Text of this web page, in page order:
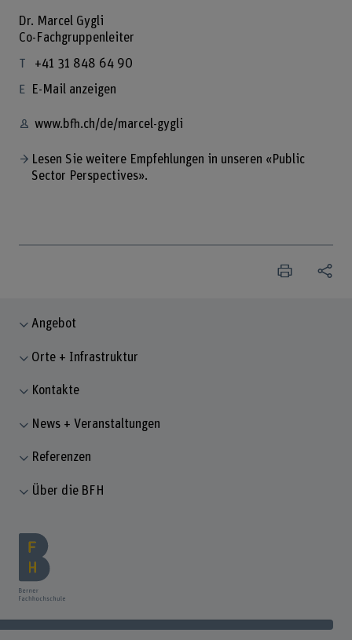
Dr. Marcel Gygli
Co-Fachgruppenleiter
+41 31 848 64 90
E-Mail anzeigen
www.bfh.ch/de/marcel-gygli
Lesen Sie weitere Empfehlungen in unseren «Public
Sector Perspectives».
Angebot
Orte + Infrastruktur
Kontakte
News + Veranstaltungen
Referenzen
Über die BFH